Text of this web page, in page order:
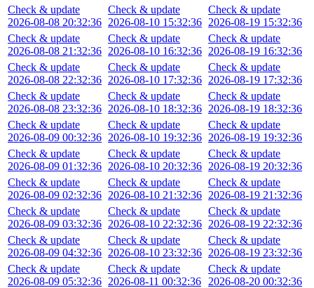
Check & update
2026-08-08 20:32:36
Check & update
2026-08-08 21:32:36
Check & update
2026-08-08 22:32:36
Check & update
2026-08-08 23:32:36
Check & update
2026-08-09 00:32:36
Check & update
2026-08-09 01:32:36
Check & update
2026-08-09 02:32:36
Check & update
2026-08-09 03:32:36
Check & update
2026-08-09 04:32:36
Check & update
2026-08-09 05:32:36
Check & update
2026-08-10 15:32:36
Check & update
2026-08-10 16:32:36
Check & update
2026-08-10 17:32:36
Check & update
2026-08-10 18:32:36
Check & update
2026-08-10 19:32:36
Check & update
2026-08-10 20:32:36
Check & update
2026-08-10 21:32:36
Check & update
2026-08-10 22:32:36
Check & update
2026-08-10 23:32:36
Check & update
2026-08-11 00:32:36
Check & update
2026-08-19 15:32:36
Check & update
2026-08-19 16:32:36
Check & update
2026-08-19 17:32:36
Check & update
2026-08-19 18:32:36
Check & update
2026-08-19 19:32:36
Check & update
2026-08-19 20:32:36
Check & update
2026-08-19 21:32:36
Check & update
2026-08-19 22:32:36
Check & update
2026-08-19 23:32:36
Check & update
2026-08-20 00:32:36